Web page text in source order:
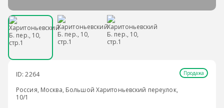
ID: 2264 Продажа
Россия, Москва, Большой Харитоньевский переулок,
10/1